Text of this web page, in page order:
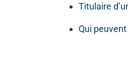
Titulaire
Qui